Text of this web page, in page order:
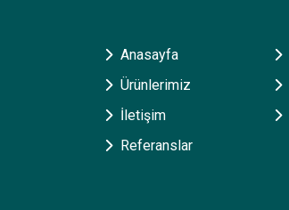
Anasayfa
Ürünlerimiz
İletişim
Referanslar